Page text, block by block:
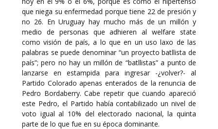
que niega su enfermedad porque tiene 22 de presión y
no 26. En Uruguay hay mucho más de un millón y
medio de personas que adhieren al welfare state
como visión de país, a lo que en un uso laxo de las
palabras se puede denominar “un proyecto batllista de
país”; pero no hay un millón de “batllistas” a punto de
lanzarse en estampida para ingresar -¿volver?- al
Partido Colorado apenas enterados de la renuncia de
Pedro Bordaberry. Cabe repetir que cuando apareció
este Pedro, el Partido había contabilizado un nivel de
voto igual al 10% del electorado nacional, la quinta
parte de lo que fue en su época dominante.